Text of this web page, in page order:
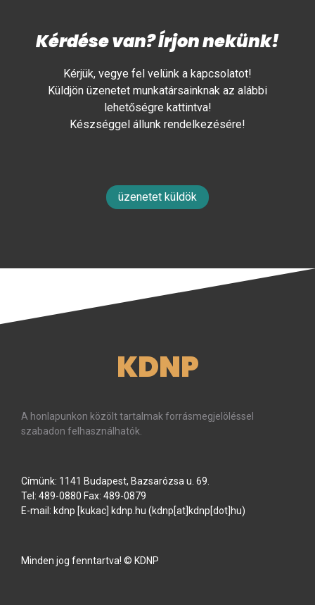
Kérdése van? Írjon nekünk!
Kérjük, vegye fel velünk a kapcsolatot!
Küldjön üzenetet munkatársainknak az alábbi
lehetőségre kattintva!
Készséggel állunk rendelkezésére!
üzenetet küldök
KDNP
A honlapunkon közölt tartalmak forrásmegjelöléssel
szabadon felhasználhatók.
Címünk: 1141 Budapest, Bazsarózsa u. 69.
Tel: 489-0880 Fax: 489-0879
E-mail: kdnp [kukac] kdnp.hu (kdnp[at]kdnp[dot]hu)
Minden jog fenntartva! © KDNP